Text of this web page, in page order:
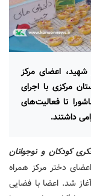
شهید، اعضای مرکز
مرکزی با اجرای
تا فعالیت‌های
داشتند.
کودکان و نوجوانان
دختر مرکز همراه
شد. اعضا با فضایی